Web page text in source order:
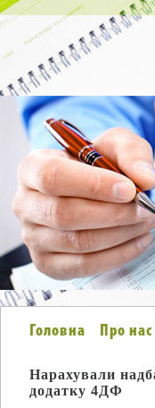
Головна Про нас
Нарахували
додатку 4ДФ